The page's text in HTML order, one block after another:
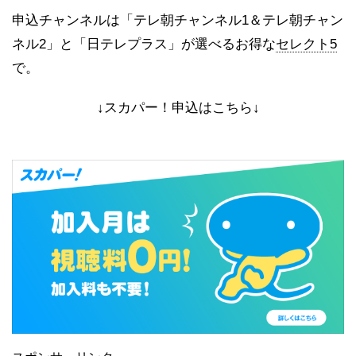
申込チャンネルは「テレ朝チャンネル1＆テレ朝チャン
ネル2」と「日テレプラス」が選べるお得なセレクト5
で。
↓スカパー！申込はこちら↓